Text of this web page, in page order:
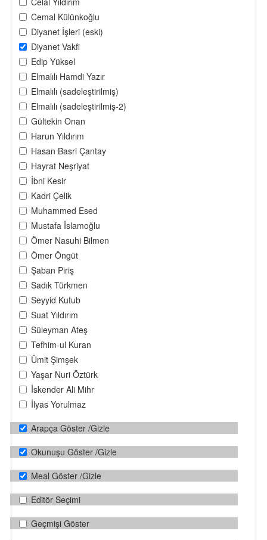
Cemal Külünkoğlu
Diyanet İşleri (eski)
Diyanet Vakfi
Edip Yüksel
Elmalılı Hamdi Yazır
Elmalılı (sadeleştirilmiş)
Elmalılı (sadeleştirilmiş-2)
Gültekin Onan
Harun Yıldırım
Hasan Basri Çantay
Hayrat Neşriyat
İbni Kesir
Kadri Çelik
Muhammed Esed
Mustafa İslamoğlu
Ömer Nasuhi Bilmen
Ömer Öngüt
Şaban Piriş
Sadık Türkmen
Seyyid Kutub
Suat Yıldırım
Süleyman Ateş
Tefhim-ul Kuran
Ümit Şimşek
Yaşar Nuri Öztürk
İskender Ali Mihr
İlyas Yorulmaz
Arapça Göster /Gizle
Okunuşu Göster /Gizle
Meal Göster /Gizle
Editör Seçimi
Geçmişi Göster